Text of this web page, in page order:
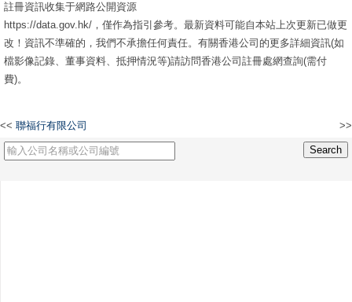
註冊資訊收集于網路公開資源
https://data.gov.hk/，僅作為指引參考。最新資料可能自本站上次更新已做更
改！資訊不準確的，我們不承擔任何責任。有關香港公司的更多詳細資訊(如
檔影像記錄、董事資料、抵押情況等)請訪問香港公司註冊處網查詢(需付
費)。
<< 聯福行有限公司 >>